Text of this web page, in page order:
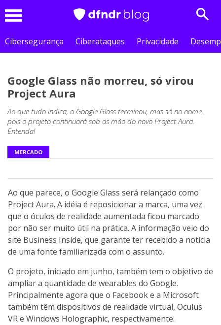
Cibersegurança
Ciberataques Privacidade
Google Glass não morreu, só virou
Project Aura
Ao que tudo indica, o Google Glass terminou, mas só no nome,
pois o projeto continuará sob as mão do novo Project Aura.
Entenda!
MERCADO
Ao que parece, o Google Glass será relançado como
Project Aura. A idéia é reposicionar a marca, uma vez
que o óculos de realidade aumentada ficou marcado
por não ser muito útil na prática. A informação veio do
site Business Inside, que garante ter recebido a notícia
de uma fonte familiarizada com o assunto.
O projeto, iniciado em junho, também tem o objetivo de
ampliar a quantidade de wearables do Google.
Principalmente agora que o Facebook e a Microsoft
também têm dispositivos de realidade virtual, Oculus
VR e Windows Holographic, respectivamente.